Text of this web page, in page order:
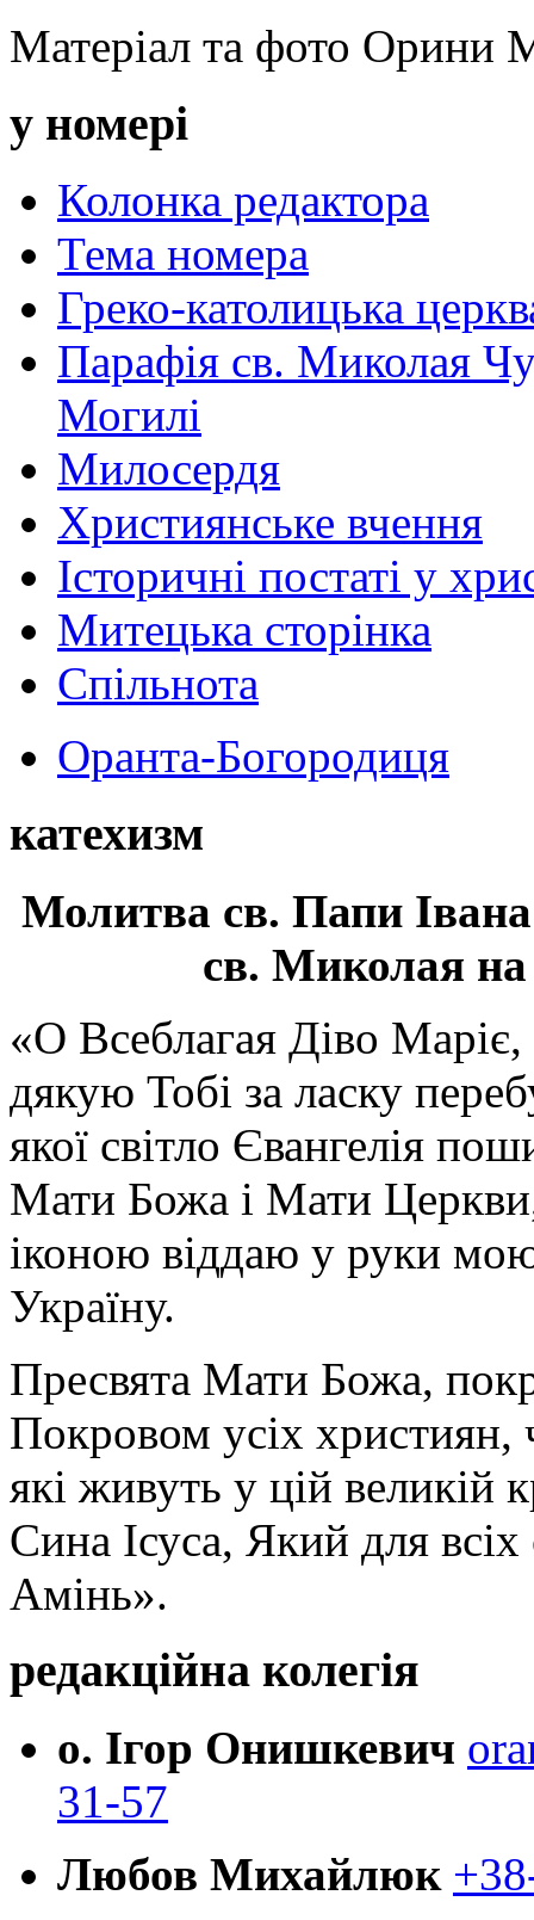
Матеріал та фото Орини
у номері
Колонка редактора
Тема номера
Греко-католицька
Парафія св. Миколая
Могилі
Милосердя
Християнське вчення
Історичні постаті у
Митецька сторінка
Спільнота
Оранта-Богородиця
катехизм
Молитва св. Папи
св. Миколая на
«О Всеблагая Діво
дякую Тобі за ласку
якої світло Євангелія
Мати Божа і Мати
іконою віддаю у руки
Україну.
Пресвята Мати Божа,
Покровом усіх християн,
які живуть у цій великій
Сина Ісуса, Який для
Амінь».
редакційна колегія
о. Ігор Онишкевич
31-57
Любов Михайлюк